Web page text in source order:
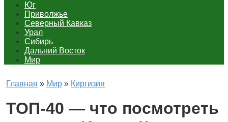
Юг
Приволжье
Северный Кавказ
Урал
Сибирь
Дальний Восток
Мир
Главная » Мир » Киргизия
ТОП-40 — что посмотреть